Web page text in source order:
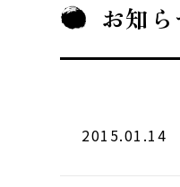
お知ら
2015.01.14